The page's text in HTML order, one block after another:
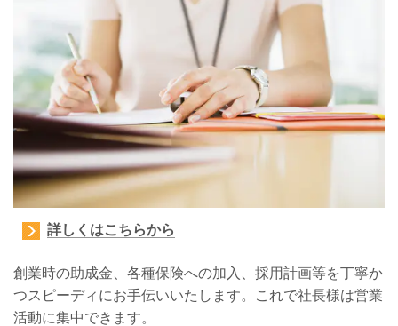
詳しくはこちらから
創業時の助成金、各種保険への加入、採用計画等を丁寧か
つスピーディにお手伝いいたします。
これで社長様は営業
活動に集中できます。